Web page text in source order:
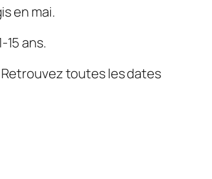
en mai.
ans.
toutes les dates